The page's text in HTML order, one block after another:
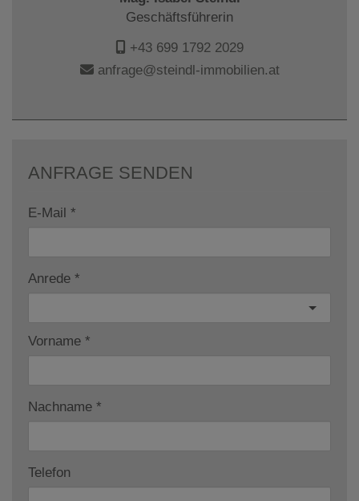
Geschäftsführerin
+43 699 1792 2029
anfrage@steindl-immobilien.at
ANFRAGE SENDEN
E-Mail
Anrede
Vorname
Nachname
Telefon